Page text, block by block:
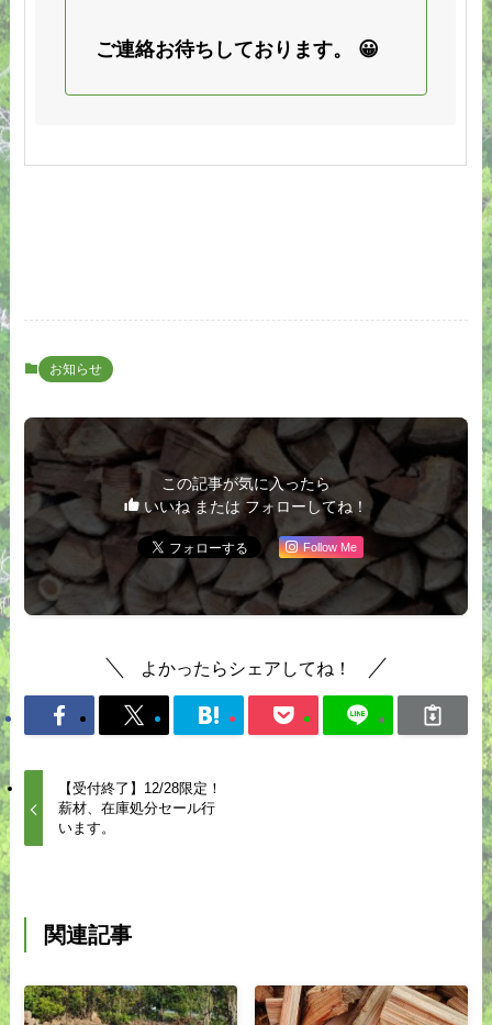
ご連絡お待ちしております。 😀
お知らせ
この記事が気に入ったら
いいね または フォローしてね！
Follow Me
よかったらシェアしてね！
【受付終了】12/28限定！
薪材、在庫処分セール行
います。
関連記事